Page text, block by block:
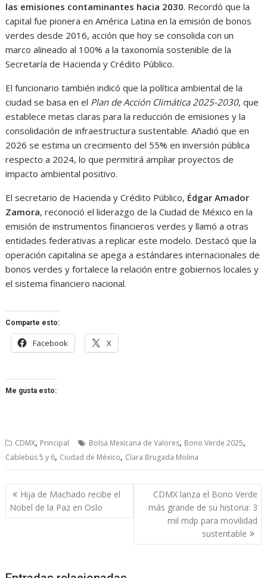
las emisiones contaminantes hacia 2030. Recordó que la
capital fue pionera en América Latina en la emisión de bonos
verdes desde 2016, acción que hoy se consolida con un
marco alineado al 100% a la taxonomía sostenible de la
Secretaría de Hacienda y Crédito Público.
El funcionario también indicó que la política ambiental de la
ciudad se basa en el Plan de Acción Climática 2025-2030, que
establece metas claras para la reducción de emisiones y la
consolidación de infraestructura sustentable. Añadió que en
2026 se estima un crecimiento del 55% en inversión pública
respecto a 2024, lo que permitirá ampliar proyectos de
impacto ambiental positivo.
El secretario de Hacienda y Crédito Público, Édgar Amador
Zamora, reconoció el liderazgo de la Ciudad de México en la
emisión de instrumentos financieros verdes y llamó a otras
entidades federativas a replicar este modelo. Destacó que la
operación capitalina se apega a estándares internacionales de
bonos verdes y fortalece la relación entre gobiernos locales y
el sistema financiero nacional.
Comparte esto:
Facebook X
Me gusta esto:
CDMX, Principal Bolsa Mexicana de Valores, Bono Verde 2025,
Cablebús 5 y 6, Ciudad de México, Clara Brugada Molina
Navegación
de
entradas
Hija de Machado recibe el
Nobel de la Paz en Oslo
CDMX lanza el Bono Verde
más grande de su historia: 3
mil mdp para movilidad
sustentable